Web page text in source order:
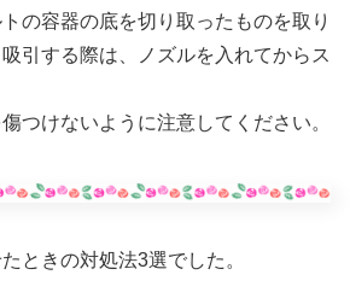
の容器の底を切り取ったものを取り
引する際は、ノズルを入れてからス
つけないように注意してください。
ときの対処法3選でした。